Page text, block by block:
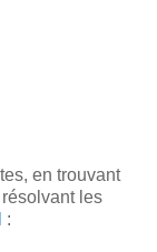
en trouvant
les
: